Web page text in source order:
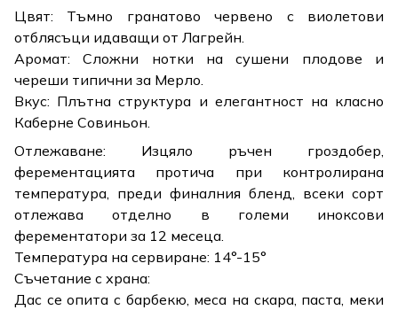
Цвят: Тъмно гранатово червено с виолетови
отблясъци идаващи от Лагрейн.
Аромат: Сложни нотки на сушени плодове и
череши типични за Мерло.
Вкус: Плътна структура и елегантност на класно
Каберне Совиньон.
Отлежаване: Изцяло ръчен гроздобер,
ферементацията протича при контролирана
температура, преди финалния бленд, всеки сорт
отлежава отделно в големи иноксови
ферементатори за 12 месеца.
Температура на сервиране: 14°-15°
Съчетание с храна:
Дас се опита с барбекю, меса на скара, паста, меки